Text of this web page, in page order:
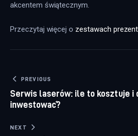
akcentem świątecznym.
Przeczytaj więcej o zestawach
Nawigacja wpisu
PREVIOUS
Serwis laserów: ile to kosztuje i
inwestować?
NEXT